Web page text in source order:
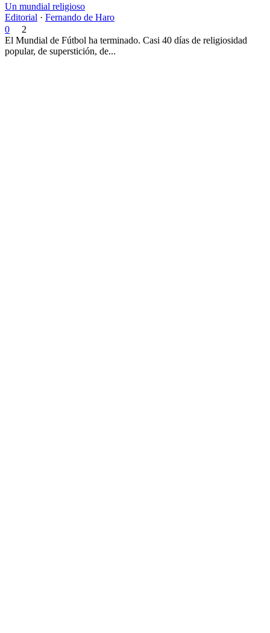
Un mundial religioso
Editorial · Fernando de Haro
0
2
El Mundial de Fútbol ha terminado. Casi 40 días de religiosidad
popular, de superstición, de...